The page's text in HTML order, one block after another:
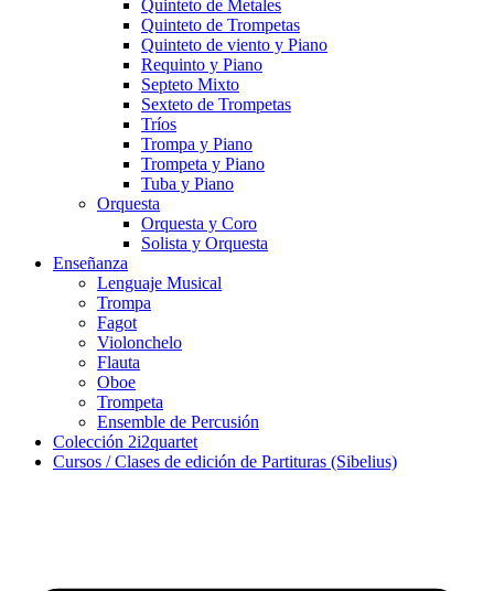
Quinteto de Metales
Quinteto de Trompetas
Quinteto de viento y Piano
Requinto y Piano
Septeto Mixto
Sexteto de Trompetas
Tríos
Trompa y Piano
Trompeta y Piano
Tuba y Piano
Orquesta
Orquesta y Coro
Solista y Orquesta
Enseñanza
Lenguaje Musical
Trompa
Fagot
Violonchelo
Flauta
Oboe
Trompeta
Ensemble de Percusión
Colección 2i2quartet
Cursos / Clases de edición de Partituras (Sibelius)